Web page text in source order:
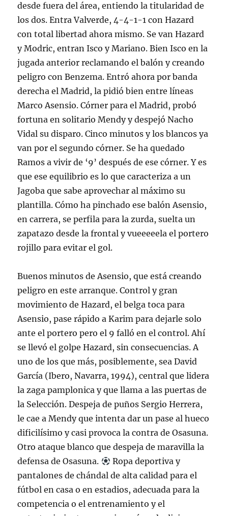
desde fuera del área, entiendo la titularidad de
los dos. Entra Valverde, 4-4-1-1 con Hazard
con total libertad ahora mismo. Se van Hazard
y Modric, entran Isco y Mariano. Bien Isco en la
jugada anterior reclamando el balón y creando
peligro con Benzema. Entró ahora por banda
derecha el Madrid, la pidió bien entre líneas
Marco Asensio. Córner para el Madrid, probó
fortuna en solitario Mendy y despejó Nacho
Vidal su disparo. Cinco minutos y los blancos ya
van por el segundo córner. Se ha quedado
Ramos a vivir de ‘9’ después de ese córner. Y es
que ese equilibrio es lo que caracteriza a un
Jagoba que sabe aprovechar al máximo su
plantilla. Cómo ha pinchado ese balón Asensio,
en carrera, se perfila para la zurda, suelta un
zapatazo desde la frontal y vueeeeela el portero
rojillo para evitar el gol.
Buenos minutos de Asensio, que está creando
peligro en este arranque. Control y gran
movimiento de Hazard, el belga toca para
Asensio, pase rápido a Karim para dejarle solo
ante el portero pero el 9 falló en el control. Ahí
se llevó el golpe Hazard, sin consecuencias. A
uno de los que más, posiblemente, sea David
García (Ibero, Navarra, 1994), central que lidera
la zaga pamplonica y que llama a las puertas de
la Selección. Despeja de puños Sergio Herrera,
le cae a Mendy que intenta dar un pase al hueco
dificilísimo y casi provoca la contra de Osasuna.
Otro ataque blanco que despeja de maravilla la
defensa de Osasuna.
Ropa deportiva y
pantalones de chándal de alta calidad para el
fútbol en casa o en estadios, adecuada para la
competencia o el entrenamiento y el